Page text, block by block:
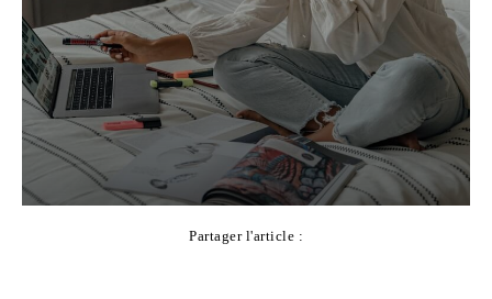
Partager l'article :